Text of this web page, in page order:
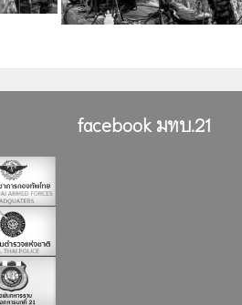
facebook มทบ.21